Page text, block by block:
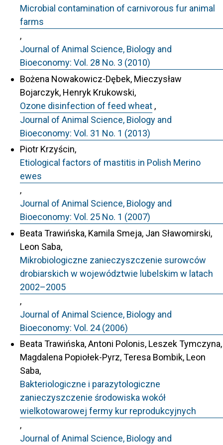
Microbial contamination of carnivorous fur animal
farms
,
Journal of Animal Science, Biology and
Bioeconomy: Vol. 28 No. 3 (2010)
Bożena Nowakowicz-Dębek, Mieczysław
Bojarczyk, Henryk Krukowski,
Ozone disinfection of feed wheat ,
Journal of Animal Science, Biology and
Bioeconomy: Vol. 31 No. 1 (2013)
Piotr Krzyścin,
Etiological factors of mastitis in Polish Merino
ewes
,
Journal of Animal Science, Biology and
Bioeconomy: Vol. 25 No. 1 (2007)
Beata Trawińska, Kamila Smeja, Jan Sławomirski,
Leon Saba,
Mikrobiologiczne zanieczyszczenie surowców
drobiarskich w województwie lubelskim w latach
2002–2005
,
Journal of Animal Science, Biology and
Bioeconomy: Vol. 24 (2006)
Beata Trawińska, Antoni Polonis, Leszek Tymczyna,
Magdalena Popiołek-Pyrz, Teresa Bombik, Leon
Saba,
Bakteriologiczne i parazytologiczne
zanieczyszczenie środowiska wokół
wielkotowarowej fermy kur reprodukcyjnych
,
Journal of Animal Science, Biology and